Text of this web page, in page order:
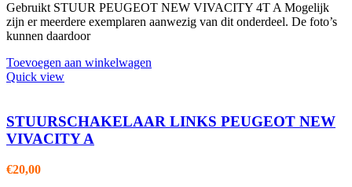
Gebruikt STUUR PEUGEOT NEW VIVACITY 4T A Mogelijk
zijn er meerdere exemplaren aanwezig van dit onderdeel. De foto’s
kunnen daardoor
Toevoegen aan winkelwagen
Quick view
STUURSCHAKELAAR LINKS PEUGEOT NEW
VIVACITY A
€20,00